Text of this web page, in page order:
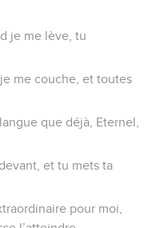
je me lève, tu
me couche, et toutes
que déjà, Eternel,
et tu mets ta
pour moi,